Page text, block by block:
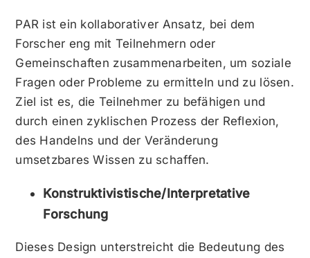
PAR ist ein kollaborativer Ansatz, bei dem
Forscher eng mit Teilnehmern oder
Gemeinschaften zusammenarbeiten, um soziale
Fragen oder Probleme zu ermitteln und zu lösen.
Ziel ist es, die Teilnehmer zu befähigen und
durch einen zyklischen Prozess der Reflexion,
des Handelns und der Veränderung
umsetzbares Wissen zu schaffen.
Konstruktivistische/Interpretative
Forschung
Dieses Design unterstreicht die Bedeutung des